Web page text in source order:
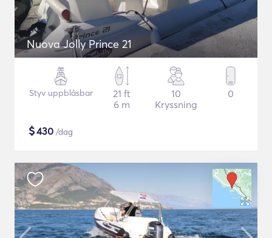
Nuova Jolly Prince 21
Styv uppblåsbar
21 ft
6 m
10
Kryssning
0
$430 /dag